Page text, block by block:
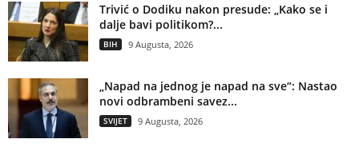
Trivić o Dodiku nakon presude: „Kako se i
dalje bavi politikom?...
BIH 9 Augusta, 2026
„Napad na jednog je napad na sve“: Nastao
novi odbrambeni savez...
SVIJET 9 Augusta, 2026